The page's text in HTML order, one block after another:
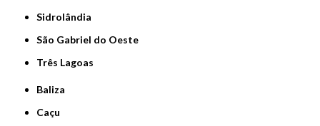
Sidrolândia
São Gabriel do Oeste
Três Lagoas
Baliza
Caçu